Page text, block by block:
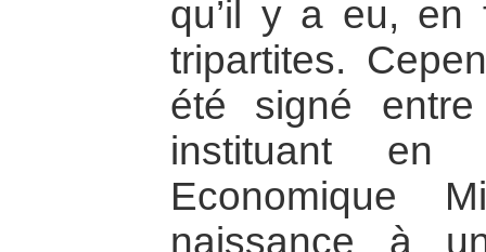
qu’il y a eu, en
tripartites.
été signé
instituant en
Economique
naissance à